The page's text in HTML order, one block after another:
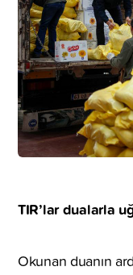
TIR’lar dualarla
Okunan duanın